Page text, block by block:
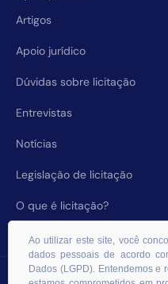
Artigos
Apoio jurídico
Dúvidas sobre licitação
Entrevistas
Notícias
Legislação de licitação
O que é licitação?
© 2026 RHS Licitações.
Ao utilizar este site, você
dados pessoais de acordo
Dados (LGPD). Entendemos e